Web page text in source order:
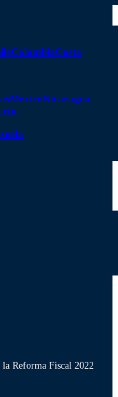
ColombiaCosta
MéxicoNicaragua
la Reforma Fiscal 2022